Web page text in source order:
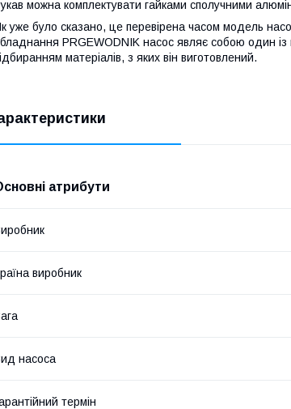
можна комплектувати гайками сполучними
уже було сказано, це перевірена часом модель
PRGEWODNIK насос являє собою один із
матеріалів, з яких він виготовлений.
атрибути
виробник
насоса
термін